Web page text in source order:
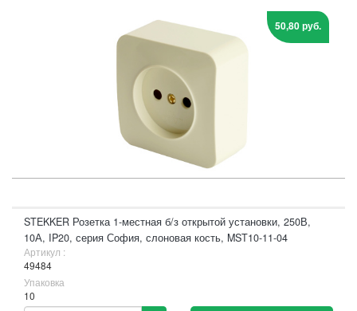
50,80 руб.
STEKKER Розетка 1-местная б/з открытой установки, 250В,
10А, IP20, серия София, слоновая кость, MST10-11-04
Артикул :
49484
Упаковка
10